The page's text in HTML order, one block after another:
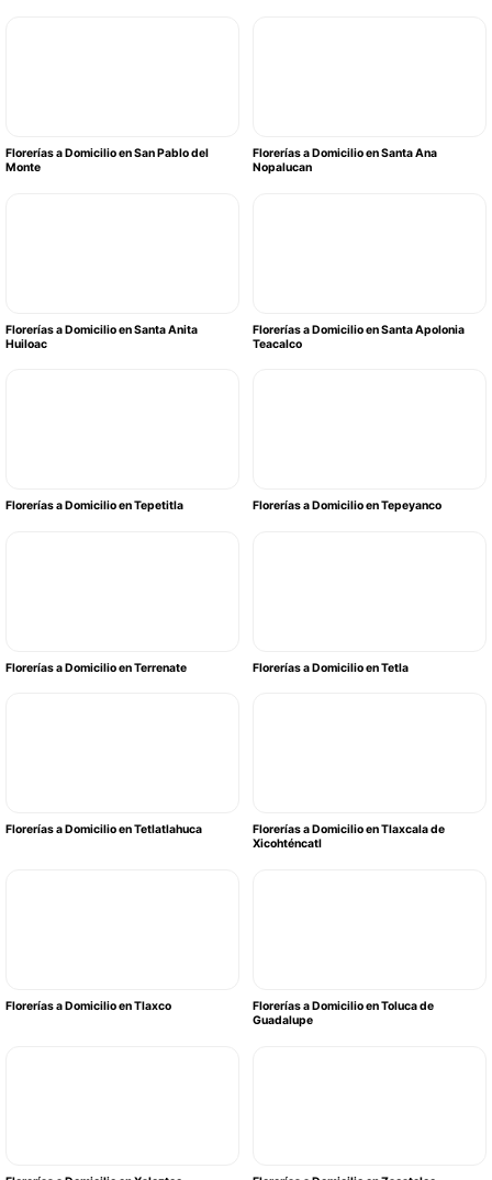
Florerías a Domicilio en San Pablo del
Monte
Florerías a Domicilio en Santa Ana
Nopalucan
Florerías a Domicilio en Santa Anita
Huiloac
Florerías a Domicilio en Santa Apolonia
Teacalco
Florerías a Domicilio en Tepetitla Florerías a Domicilio en Tepeyanco
Florerías a Domicilio en Terrenate Florerías a Domicilio en Tetla
Florerías a Domicilio en Tetlatlahuca
Florerías a Domicilio en Tlaxcala de
Xicohténcatl
Florerías a Domicilio en Tlaxco
Florerías a Domicilio en Toluca de
Guadalupe